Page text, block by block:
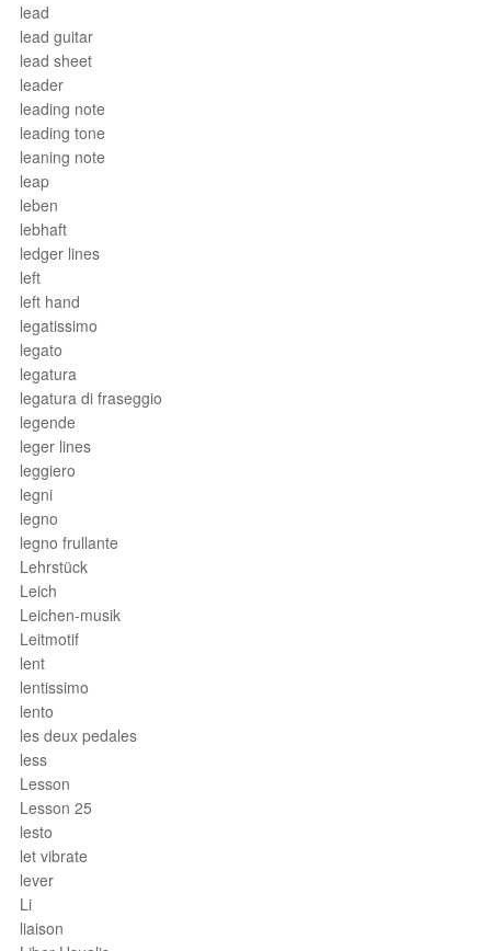
lead
lead guitar
lead sheet
leader
leading note
leading tone
leaning note
leap
leben
lebhaft
ledger lines
left
left hand
legatissimo
legato
legatura
legatura di fraseggio
legende
leger lines
leggiero
legni
legno
legno frullante
Lehrstück
Leich
Leichen-musik
Leitmotif
lent
lentissimo
lento
les deux pedales
less
Lesson
Lesson 25
lesto
let vibrate
lever
Li
liaison